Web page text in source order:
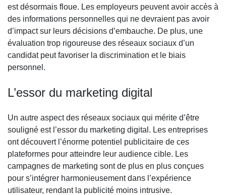
est désormais floue. Les employeurs peuvent avoir accès à
des informations personnelles qui ne devraient pas avoir
d’impact sur leurs décisions d’embauche. De plus, une
évaluation trop rigoureuse des réseaux sociaux d’un
candidat peut favoriser la discrimination et le biais
personnel.
L’essor du marketing digital
Un autre aspect des réseaux sociaux qui mérite d’être
souligné est l’essor du marketing digital. Les entreprises
ont découvert l’énorme potentiel publicitaire de ces
plateformes pour atteindre leur audience cible. Les
campagnes de marketing sont de plus en plus conçues
pour s’intégrer harmonieusement dans l’expérience
utilisateur, rendant la publicité moins intrusive.